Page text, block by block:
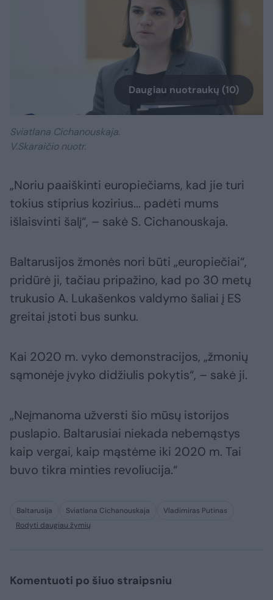
Daugiau nuotraukų (10)
Sviatlana Cichanouskaja.
V.Skaraičio nuotr.
„Noriu paaiškinti europiečiams, kad jie turi
tokius stiprius kozirius... padėti mums
išlaisvinti šalį“, – sakė S. Cichanouskaja.
Baltarusijos žmonės nori būti „europiečiai“,
pridūrė ji, tačiau pripažino, kad po 30 metų
trukusio A. Lukašenkos valdymo šaliai į ES
greitai įstoti bus sunku.
Kai 2020 m. vyko demonstracijos, „žmonių
sąmonėje įvyko didžiulis pokytis“, – sakė ji.
„Neįmanoma užversti šio mūsų istorijos
puslapio. Baltarusiai niekada nebemąstys
kaip vergai, kaip mąstėme iki 2020 m. Tai
buvo tikra minties revoliucija.“
Baltarusija Sviatlana Cichanouskaja
Vladimiras Putinas
Rodyti daugiau žymių
Komentuoti po šiuo straipsniu